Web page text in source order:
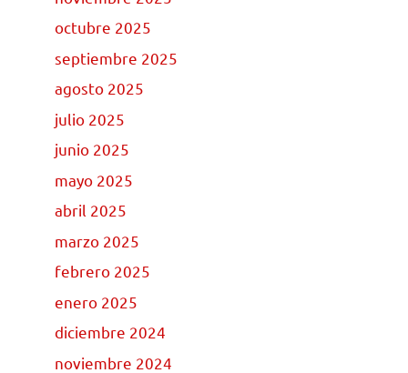
octubre 2025
septiembre 2025
agosto 2025
julio 2025
junio 2025
mayo 2025
abril 2025
marzo 2025
febrero 2025
enero 2025
diciembre 2024
noviembre 2024